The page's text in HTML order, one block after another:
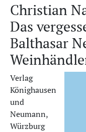
Christian
Das
Balthasar
Verlag
Könighausen
und
Neumann,
Würzburg